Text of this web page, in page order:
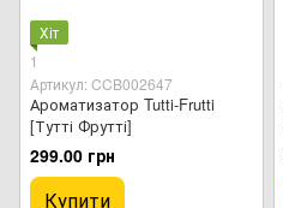
Хіт
1
Артикул: CCB002647
Ароматизатор Tutti-Frutti
[Тутті Фрутті]
299.00 грн
Купити